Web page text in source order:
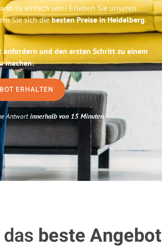
so einfach sein! Erleben Sie unseren
Sie sich diebesten Preise in Heidelberg.
und den ersten Schritt zu einem
machen:
ERHALTEN
Antwortinnerhalb von 15 Minuten.
beste Angebot